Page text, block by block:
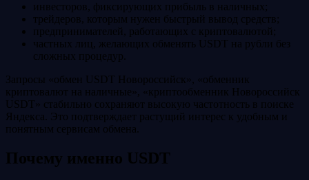
инвесторов, фиксирующих прибыль в наличных;
трейдеров, которым нужен быстрый вывод средств;
предпринимателей, работающих с криптовалютой;
частных лиц, желающих обменять USDT на рубли без
сложных процедур.
Запросы «обмен USDT Новороссийск», «обменник
криптовалют на наличные», «криптообменник Новороссийск
USDT» стабильно сохраняют высокую частотность в поиске
Яндекса. Это подтверждает растущий интерес к удобным и
понятным сервисам обмена.
Почему именно USDT